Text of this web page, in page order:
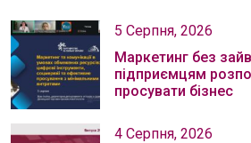
5 Серпня, 2026
Маркетинг без
підприємцям
просувати бізнес
4 Серпня, 2026